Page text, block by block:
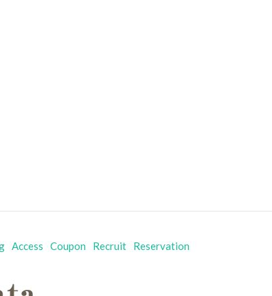
Access Coupon Recruit Reservation